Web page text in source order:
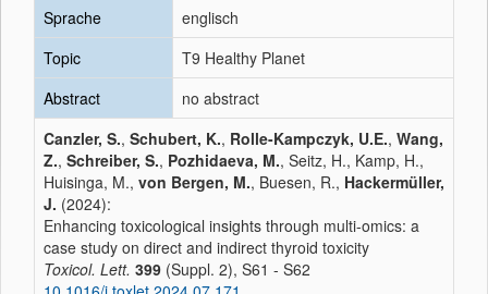
Sprache
englisch
Topic
T9 Healthy Planet
Abstract
no abstract
Canzler, S., Schubert, K., Rolle-Kampczyk, U.E., Wang,
Z., Schreiber, S., Pozhidaeva, M., Seitz, H., Kamp, H.,
Huisinga, M., von Bergen, M., Buesen, R., Hackermüller,
J. (2024):
Enhancing toxicological insights through multi-omics: a
case study on direct and indirect thyroid toxicity
Toxicol. Lett. 399 (Suppl. 2), S61 - S62